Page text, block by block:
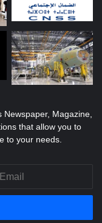
Newspaper, Magazine,
that allow you to
to your needs.